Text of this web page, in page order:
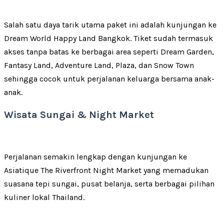
Salah satu daya tarik utama paket ini adalah kunjungan ke
Dream World Happy Land Bangkok. Tiket sudah termasuk
akses tanpa batas ke berbagai area seperti Dream Garden,
Fantasy Land, Adventure Land, Plaza, dan Snow Town
sehingga cocok untuk perjalanan keluarga bersama anak-
anak.
Wisata Sungai & Night Market
Perjalanan semakin lengkap dengan kunjungan ke
Asiatique The Riverfront Night Market yang memadukan
suasana tepi sungai, pusat belanja, serta berbagai pilihan
kuliner lokal Thailand.